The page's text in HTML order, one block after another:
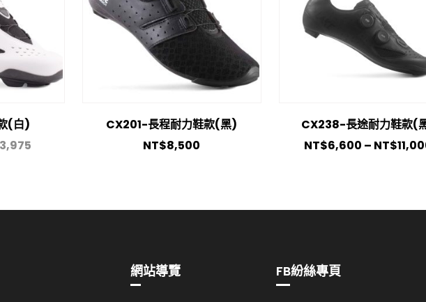
(白)
3,975
CX201-長程耐力鞋款(黑)
NT$8,500
CX238-長途耐力鞋款(
NT$6,600 – NT$
網站導覽 FB紛絲專頁